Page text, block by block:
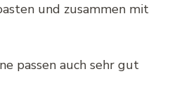
und zusammen mit
passen auch sehr gut